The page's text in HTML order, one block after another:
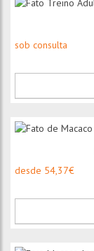
sob consulta
desde 54,37€